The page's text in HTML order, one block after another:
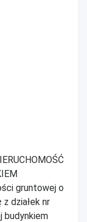
gruntowej o
z działek nr